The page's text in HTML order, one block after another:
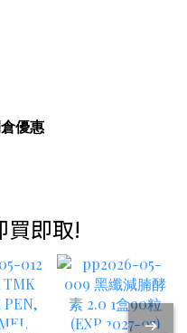
優惠
買即取!